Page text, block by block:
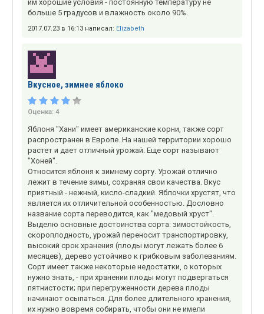
им хорошие условия - постоянную температуру не
больше 5 градусов и влажность около 90%.
2017.07.23 в 16:13 написал: Elizabeth
Вкусное, зимнее яблоко
Оценка: 4
Яблоня "Хани" имеет американские корни, также сорт
распространен в Европе. На нашей территории хорошо
растет и дает отличный урожай. Еще сорт называют
"Хоней".
Относится яблоня к зимнему сорту. Урожай отлично
лежит в течение зимы, сохраняя свои качества. Вкус
приятный - нежный, кисло-сладкий. Яблочки хрустят, что
является их отличительной особенностью. Дословно
название сорта переводится, как "медовый хруст".
Выделю основные достоинства сорта: зимостойкость,
скороплодность, урожай переносит транспортировку,
высокий срок хранения (плоды могут лежать более 6
месяцев), дерево устойчиво к грибковым заболеваниям.
Сорт имеет также некоторые недостатки, о которых
нужно знать, - при хранении плоды могут подвергаться
пятнистости; при перегруженности дерева плоды
начинают осыпаться. Для более длительного хранения,
их нужно вовремя собирать, чтобы они не имели